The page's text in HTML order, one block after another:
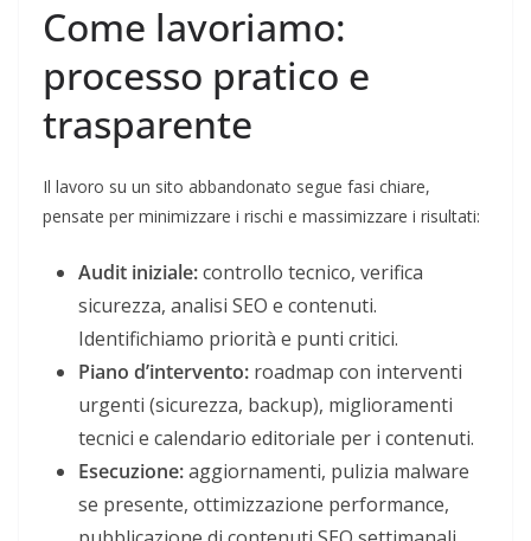
Come lavoriamo:
processo pratico e
trasparente
Il lavoro su un sito abbandonato segue fasi chiare,
pensate per minimizzare i rischi e massimizzare i risultati:
Audit iniziale:controllo tecnico, verifica
sicurezza, analisi SEO e contenuti.
Identifichiamo priorità e punti critici.
Piano d’intervento: roadmap con interventi
urgenti (sicurezza, backup), miglioramenti
tecnici e calendario editoriale per i contenuti.
Esecuzione:aggiornamenti, pulizia malware
se presente, ottimizzazione performance,